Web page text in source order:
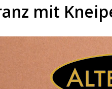
mit